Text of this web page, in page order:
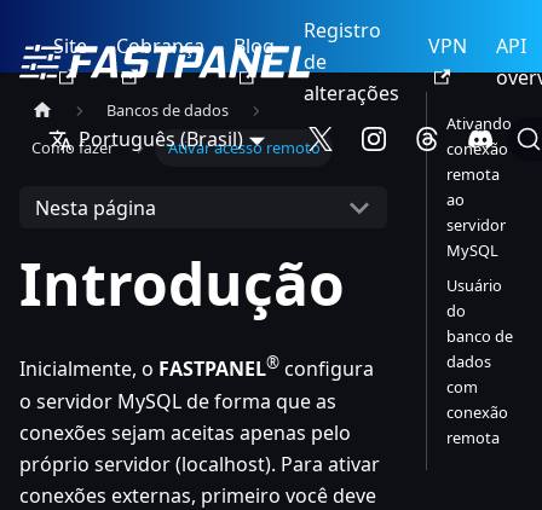
Site Cobrança Blog
Registro
de
alterações
VPN
API
Português (Brasil)
Bancos de dados
Como fazer
Ativar acesso remoto
Nesta página
Introdução
Inicialmente, o FASTPANEL® configura
o servidor MySQL de forma que as
conexões sejam aceitas apenas pelo
próprio servidor (localhost). Para ativar
conexões externas, primeiro você deve
Ativando
conexão
remota
ao
servidor
MySQL
Usuário
do
banco de
dados
com
conexão
remota